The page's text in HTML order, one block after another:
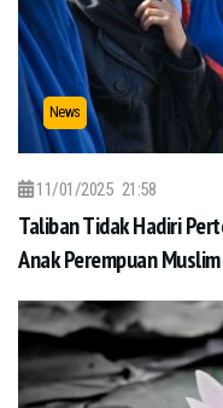
News
11/01/2025 21:58
Taliban Tidak Hadiri
Anak Perempuan